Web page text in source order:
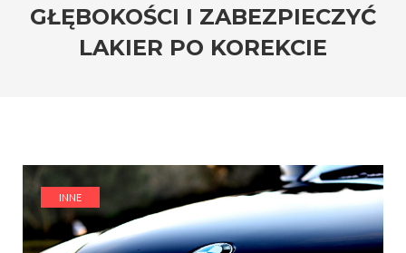
GŁĘBOKOŚCI I ZABEZPIECZYĆ
LAKIER PO KOREKCIE
INNE